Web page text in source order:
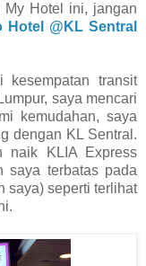
My Hotel ini, jangan
Hotel @KL Sentral
kesempatan transit
saya mencari
kemudahan, saya
dengan KL Sentral.
naik KLIA Express
saya terbatas pada
saya) seperti terlihat